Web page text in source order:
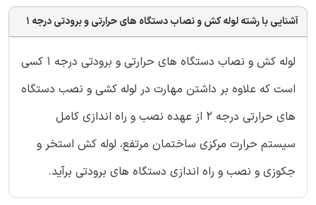
آشنایی با رشته لوله کش و نصاب دستگاه های حرارتی و برودتی درجه 1
لوله کش و نصاب دستگاه های حرارتی و برودتی درجه 1 کسی
است که علاوه بر داشتن مهارت در لوله کشی و نصب دستگاه
های حرارتی درجه 2 از عهده نصب و راه اندازی کامل
سیستم حرارت مرکزی ساختمان مرتفع، لوله کش استخر و
جکوزی و نصب و راه اندازی دستگاه های برودتی برآید.